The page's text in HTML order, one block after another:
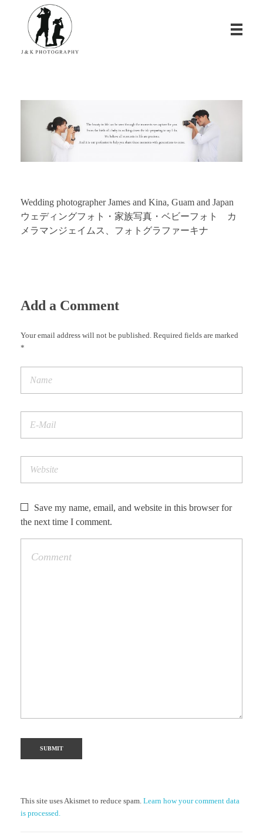
Wedding photographer James and Kina, Guam and Japan
ウェディングフォト・家族写真・ベビーフォト カ
メラマンジェイムス、フォトグラファーキナ
Add a Comment
Your email address will not be published. Required fields are marked
*
Save my name, email, and website in this browser for
the next time I comment.
This site uses Akismet to reduce spam. Learn how your comment data
is processed.